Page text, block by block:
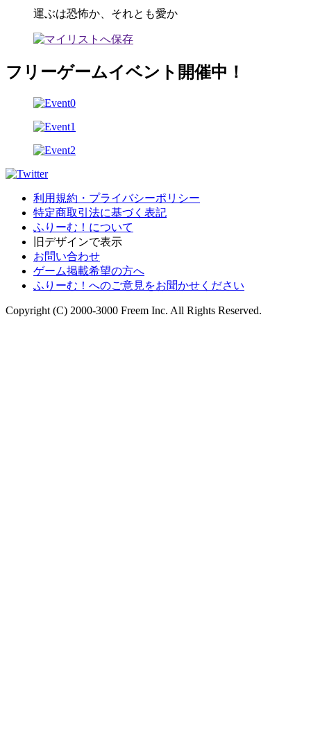
運ぶは恐怖か、それとも愛か
フリーゲームイベント開催中！
利用規約・プライバシーポリシー
特定商取引法に基づく表記
ふりーむ！について
旧デザインで表示
お問い合わせ
ゲーム掲載希望の方へ
ふりーむ！へのご意見をお聞かせください
Copyright (C) 2000-3000 Freem Inc. All Rights Reserved.